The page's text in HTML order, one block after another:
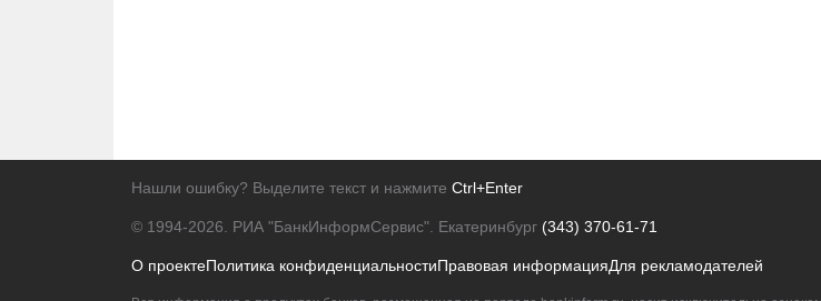
Нашли ошибку? Выделите текст и нажмите Ctrl+Enter
© 1994-2026. РИА "БанкИнформСервис". Екатеринбург (343) 370-61-71
О проектеПолитика конфиденциальностиПравовая информацияДля рекламодателей